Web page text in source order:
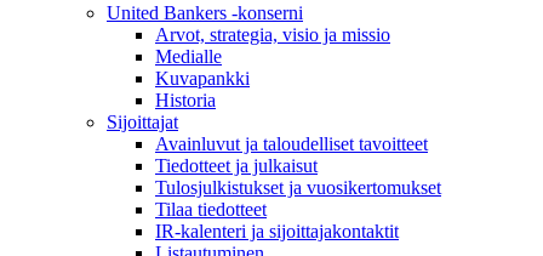
United Bankers -konserni
Arvot, strategia, visio ja missio
Medialle
Kuvapankki
Historia
Sijoittajat
Avainluvut ja taloudelliset tavoitteet
Tiedotteet ja julkaisut
Tulosjulkistukset ja vuosikertomukset
Tilaa tiedotteet
IR-kalenteri ja sijoittajakontaktit